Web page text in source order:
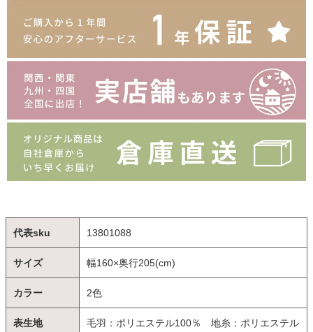
代表sku 13801088
サイズ 幅160×奥行205(cm)
カラー 2色
表生地
毛羽：ポリエステル100％ 地糸：ポリエステル